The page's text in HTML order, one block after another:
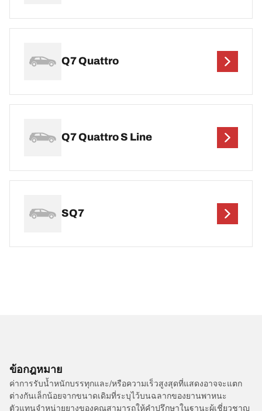
Q7 Quattro
Q7 Quattro S Line
SQ7
ข้อกฎหมาย
ค่าการรับน้ำหนักบรรทุกและ/หรือความเร็วสูงสุดที่แสดงอาจจะแตก
ต่างกันเล็กน้อยจากขนาดเดิมที่ระบุไว้บนฉลากของยานพาหนะ
ตัวแทนจำหน่ายยางของคุณสามารถให้คำปรึกษาในฐานะผู้เชี่ยวชาญ